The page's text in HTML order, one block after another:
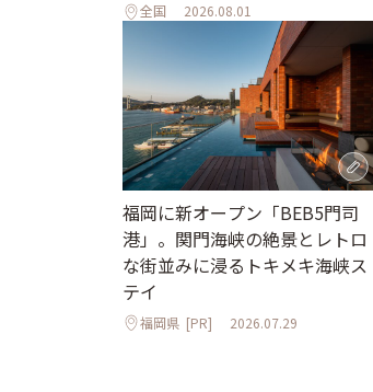
全国 2026.08.01
福岡に新オープン「BEB5門司
港」。関門海峡の絶景とレトロ
な街並みに浸るトキメキ海峡ス
テイ
福岡県 [PR] 2026.07.29